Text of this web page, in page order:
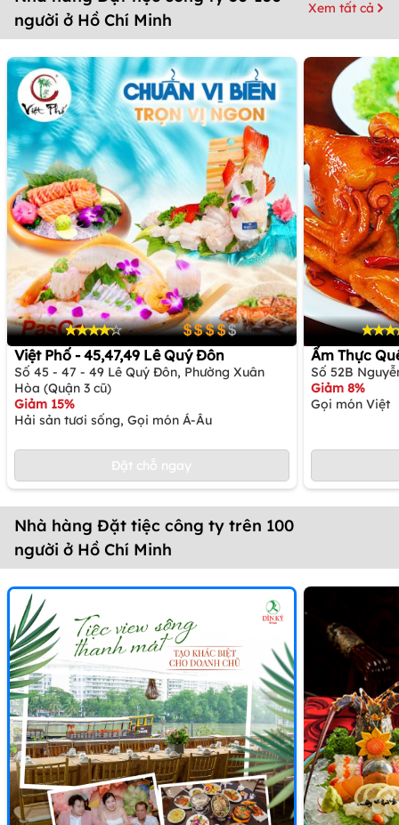
người ở Hồ Chí Minh
Xem tất cả
Việt Phố - 45,47,49 Lê Quý Đôn
Số 45 - 47 - 49 Lê Quý Đôn, Phường Xuân
Hòa (Quận 3 cũ)
Giảm 15%
Hải sản tươi sống, Gọi món Á-Âu
Đặt chỗ ngay
Ẩm Thực
Số 52B
Giảm 8%
Gọi món Việt
Nhà hàng Đặt tiệc công ty trên 100
người ở Hồ Chí Minh